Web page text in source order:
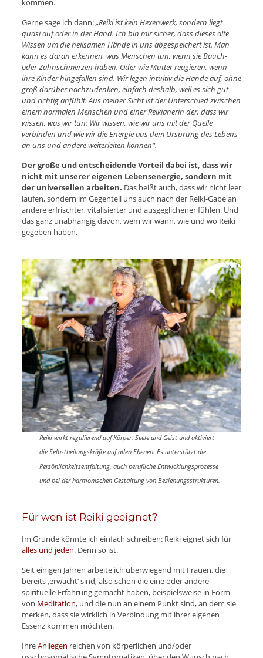
kommen.
Gerne sage ich dann:„Reiki ist kein Hexenwerk, sondern liegt
quasi auf oder in der Hand. Ich bin mir sicher, dass dieses alte
Wissen um die heilsamen Hände in uns abgespeichert ist. Man
kann es daran erkennen, was Menschen tun, wenn sie Bauch-
oder Zahnschmerzen haben. Oder wie Mütter reagieren, wenn
ihre Kinder hingefallen sind. Wir legen intuitiv die Hände auf, ohne
groß darüber nachzudenken, einfach deshalb, weil es sich gut
und richtig anfühlt. Aus meiner Sicht ist der Unterschied zwischen
einem normalen Menschen und einer Reikianerin der, dass wir
wissen, was wir tun: Wir wissen, wie wir uns mit der Quelle
verbinden und wie wir die Energie aus dem Ursprung des Lebens
an uns und andere weiterleiten können“.
Der große und entscheidende Vorteil dabei ist, dass wir
nicht mit unserer eigenen Lebensenergie, sondern mit
der universellen arbeiten. Das heißt auch, dass wir nicht leer
laufen, sondern im Gegenteil uns auch nach der Reiki-Gabe an
andere erfrischter, vitalisierter und ausgeglichener fühlen. Und
das ganz unabhängig davon, wem wir wann, wie und wo Reiki
gegeben haben.
Reiki wirkt regulierend auf Körper, Seele und Geist und aktiviert
die Selbstheilungskräfte auf allen Ebenen. Es unterstützt die
Persönlichkeitsentfaltung, auch berufliche Entwicklungsprozesse
und bei der harmonischen Gestaltung von Beziehungsstrukturen.
Für wen ist Reiki geeignet?
Im Grunde könnte ich einfach schreiben: Reiki eignet sich für
alles und jeden. Denn so ist.
Seit einigen Jahren arbeite ich überwiegend mit Frauen, die
bereits ‚erwacht‘ sind, also schon die eine oder andere
spirituelle Erfahrung gemacht haben, beispielsweise in Form
von Meditation, und die nun an einem Punkt sind, an dem sie
merken, dass sie wirklich in Verbindung mit ihrer eigenen
Essenz kommen möchten.
IhreAnliegen reichen von körperlichen und/oder